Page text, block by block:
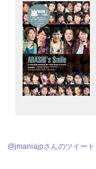
@jmaniajpさんのツイート